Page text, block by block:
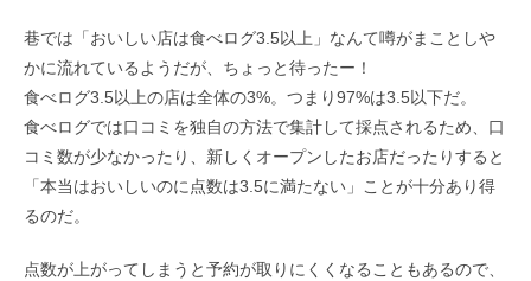
巷では「おいしい店は食べログ3.5以上」なんて噂がまことしや
かに流れているようだが、ちょっと待ったー！
食べログ3.5以上の店は全体の3%。つまり97%は3.5以下だ。
食べログでは口コミを独自の方法で集計して採点されるため、口
コミ数が少なかったり、新しくオープンしたお店だったりすると
「本当はおいしいのに点数は3.5に満たない」ことが十分あり得
るのだ。
点数が上がってしまうと予約が取りにくくなることもあるので、